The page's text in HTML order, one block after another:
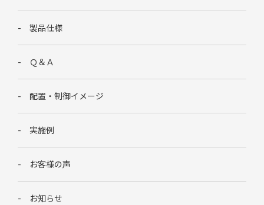
製品仕様
Ｑ＆Ａ
配置・制御イメージ
実施例
お客様の声
お知らせ